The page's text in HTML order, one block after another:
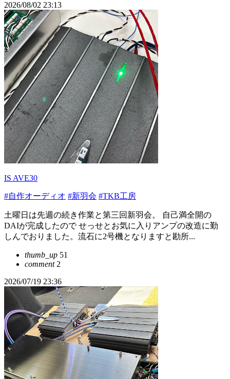
2026/08/02 23:13
IS AVE30
#自作オーディオ #新羽会 #TKB工房
土曜日は先週の続き作業と第三回新羽会。 自己満全開の
DAIが完成したので せっせとお気に入りアンプの改造に勤
しんでおりました。流石に2号機となりますと勘所...
thumb_up 51
comment2
2026/07/19 23:36